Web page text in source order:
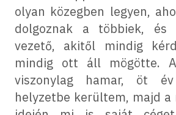
olyan közegben legyen,
dolgoznak a többiek, és
vezető, akitől mindig
mindig ott áll mögötte.
viszonylag hamar, öt
helyzetbe kerültem, majd a